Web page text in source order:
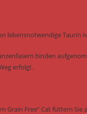
lebensnotwendige Taurin
binden
erfolgt.
Grain Free“ Cat füttern